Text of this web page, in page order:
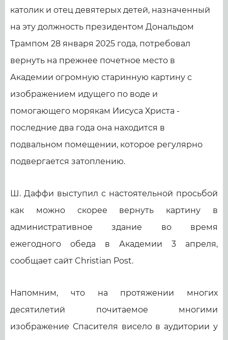
католик и отец девятерых детей, назначенный
на эту должность президентом Дональдом
Трампом 28 января 2025 года, потребовал
вернуть на прежнее почетное место в
Академии огромную старинную картину с
изображением идущего по воде и
помогающего морякам Иисуса Христа -
последние два года она находится в
подвальном помещении, которое регулярно
подвергается затоплению.
Ш. Даффи выступил с настоятельной просьбой
как можно скорее вернуть картину в
административное здание во время
ежегодного обеда в Академии 3 апреля,
сообщает сайт Christian Post.
Напомним, что на протяжении многих
десятилетий почитаемое многими
изображение Спасителя висело в аудитории у